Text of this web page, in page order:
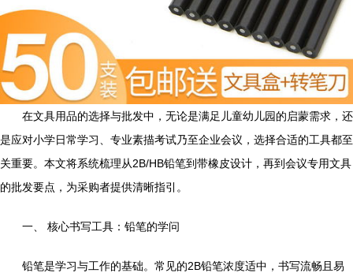
在文具用品的选择与批发中，无论是满足儿童幼儿园的启蒙需求，还
是应对小学日常学习、专业素描考试乃至企业会议，选择合适的工具都至
关重要。本文将系统梳理从2B/HB铅笔到带橡皮设计，再到会议专用文具
的批发要点，为采购者提供清晰指引。
一、 核心书写工具：铅笔的学问
铅笔是学习与工作的基础。常见的2B铅笔浓度适中，书写流畅且易